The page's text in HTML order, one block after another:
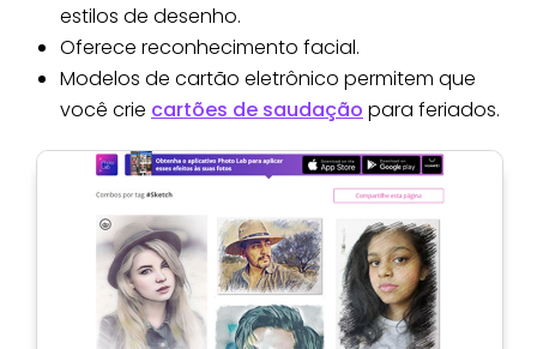
estilos de desenho.
Oferece reconhecimento facial.
Modelos de cartão eletrônico permitem que
você crie cartões de saudação para feriados.